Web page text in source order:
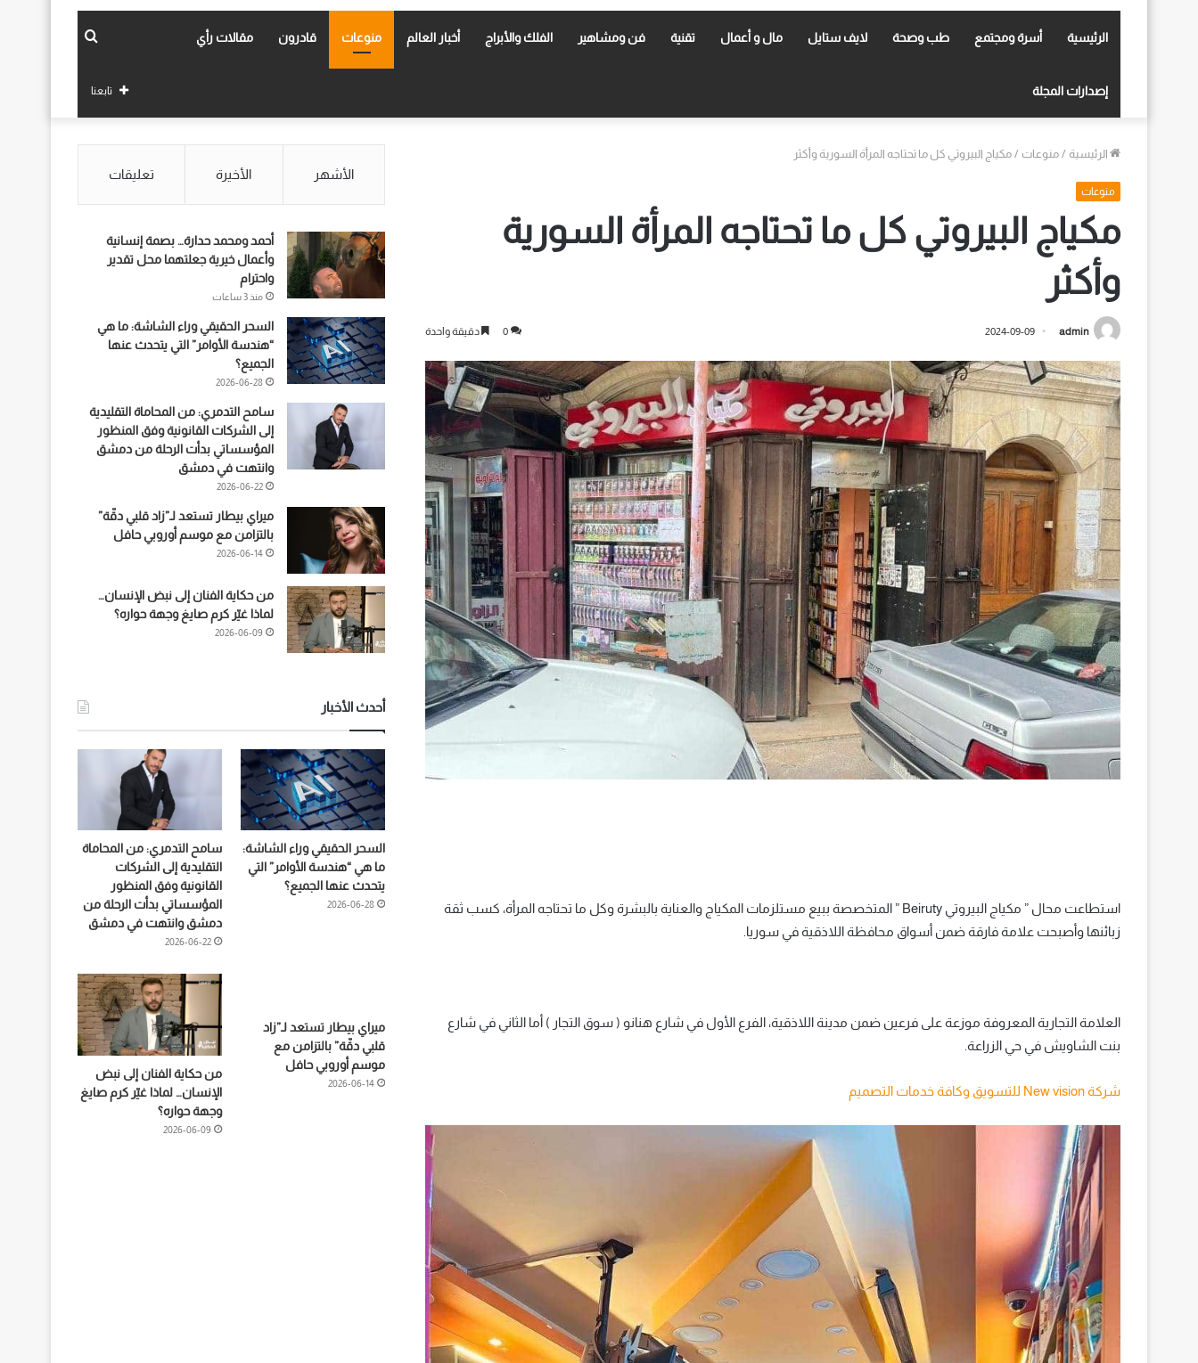
الرئيسية أسرة ومجتمع طب وصحة لايف ستايل مال و أعمال تقنية فن ومشاهير الفلك والأبراج أخبار العالم منوعات قادرون مقالات رأي
إصدارات المجلة
بحث
تابعنا
الرئيسية / منوعات / مكياج البيروتي كل ما تحتاجه المرأة السورية وأكثر
منوعات
مكياج البيروتي كل ما تحتاجه المرأة السورية
وأكثر
admin
2024-09-09
0 دقيقة واحدة
استطاعت محال ” مكياج البيروتي Beiruty ” المتخصصة ببيع مستلزمات المكياج والعناية بالبشرة وكل ما تحتاجه المرأة، كسب ثقة
زبائنها وأصبحت علامة فارقة ضمن أسواق محافظة اللاذقية في سوريا.
العلامة التجارية المعروفة موزعة على فرعين ضمن مدينة اللاذقية، الفرع الأول في شارع هنانو ( سوق التجار ) أما الثاني في شارع
بنت الشاويش في حي الزراعة.
شركة New vision للتسويق وكافة خدمات التصميم
الأشهر الأخيرة تعليقات
أحمد ومحمد حدارة… بصمة إنسانية
وأعمال خيرية جعلتهما محل تقدير
واحترام
منذ 3 ساعات
السحر الحقيقي وراء الشاشة: ما هي
“هندسة الأوامر” التي يتحدث عنها
الجميع؟
2026-06-28
سامح التدمري: من المحاماة التقليدية
إلى الشركات القانونية وفق المنظور
المؤسساتي بدأت الرحلة من دمشق
وانتهت في دمشق
2026-06-22
ميراي بيطار تستعد لـ”زاد قلبي دقّة”
بالتزامن مع موسم أوروبي حافل
2026-06-14
من حكاية الفنان إلى نبض الإنسان…
لماذا غيّر كرم صايغ وجهة حواره؟
2026-06-09
أحدث الأخبار
السحر الحقيقي وراء الشاشة:
ما هي “هندسة الأوامر” التي
يتحدث عنها الجميع؟
2026-06-28
سامح التدمري: من المحاماة
التقليدية إلى الشركات
القانونية وفق المنظور
المؤسساتي بدأت الرحلة من
دمشق وانتهت في دمشق
2026-06-22
ميراي بيطار تستعد لـ”زاد
قلبي دقّة” بالتزامن مع
موسم أوروبي حافل
2026-06-14
من حكاية الفنان إلى نبض
الإنسان… لماذا غيّر كرم صايغ
وجهة حواره؟
2026-06-09